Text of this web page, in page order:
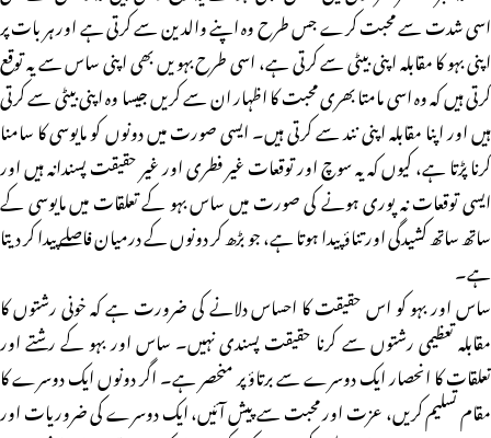
اسی شدت سے محبت کرے جس طرح وہ اپنے والدین سے کرتی ہے اور ہر بات پر
اپنی بہو کا مقابلہ اپنی بیٹی سے کرتی ہے، اسی طرح بہویں بھی اپنی ساس سے یہ توقع
کرتی ہیں کہ وہ اسی مامتا بھری محبت کا اظہار ان سے کریں جیسا وہ اپنی بیٹی سے کرتی
ہیں اور اپنا مقابلہ اپنی نند سے کرتی ہیں۔ ایسی صورت میں دونوں کو مایوسی کا سامنا
کرنا پڑتا ہے، کیوں کہ یہ سوچ اور توقعات غیر فطری اور غیر حقیقت پسندانہ ہیں اور
ایسی توقعات نہ پوری ہونے کی صورت میں ساس بہو کے تعلقات میں مایوسی کے
ساتھ ساتھ کشیدگی اور تناؤ پیدا ہوتا ہے، جو بڑھ کر دونوں کے درمیان فاصلے پیدا کر دیتا
ہے۔
ساس اور بہو کو اس حقیقت کا احساس دلانے کی ضرورت ہے کہ خونی رشتوں کا
مقابلہ تعظیمی رشتوں سے کرنا حقیقت پسندی نہیں۔ ساس اور بہو کے رشتے اور
تعلقات کا انحصار ایک دوسرے سے برتاؤ پر منحصر ہے۔ اگر دونوں ایک دوسرے کا
مقام تسلیم کریں، عزت اور محبت سے پیش آئیں، ایک دوسرے کی ضروریات اور